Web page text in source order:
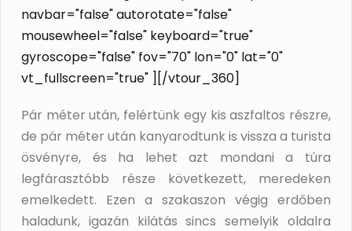
navbar="false" autorotate="false"
mousewheel="false" keyboard="true"
gyroscope="false" fov="70" lon="0" lat="0"
vt_fullscreen="true" ][/vtour_360]
Pár méter után, felértünk egy kis aszfaltos részre,
de pár méter után kanyarodtunk is vissza a turista
ösvényre, és ha lehet azt mondani a túra
legfárasztóbb része következett, meredeken
emelkedett. Ezen a szakaszon végig erdőben
haladunk, igazán kilátás sincs semelyik oldalra